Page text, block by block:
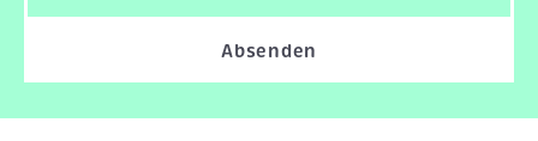
Absenden